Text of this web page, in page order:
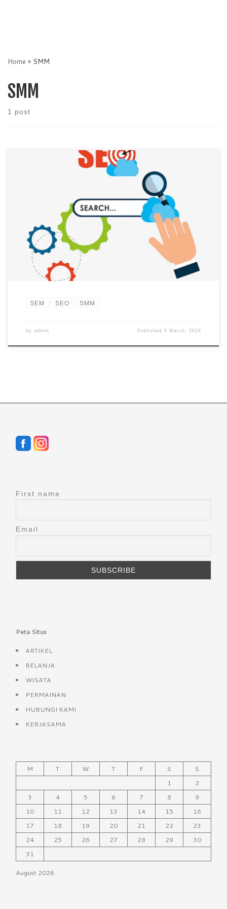
Home » SMM
SMM
1 post
Digital marketing merupakan faktor penting yang menjadi
penentuan bagaimana mendapatkan keuntungan pemasaran dari
dunia maya. Persaingan dunia bisnis menjadi ketat sehingga digital
marketing menjadi besar juga mengikuti perkembangan yang
akhirnya menjadi beberapa bagian yaitu SEO, SEM dan SMM. –
SEO atau Search Engine Optimization merupakan awal perjalanan
dari digital marketing […]
SEM SEO SMM
by admin Published5 March, 2024
First name
Email
Peta Situs
ARTIKEL
BELANJA
WISATA
PERMAINAN
HUBUNGI KAMI
KERJASAMA
August 2026
M T W T F S
S
1
2
3
4 5 6 7 8
9
10
11 12 13 14 15
16
17
18 19 20 21 22
23
24
25 26 27 28 29
30
31